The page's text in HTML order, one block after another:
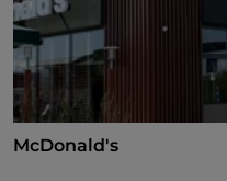
McDonald's